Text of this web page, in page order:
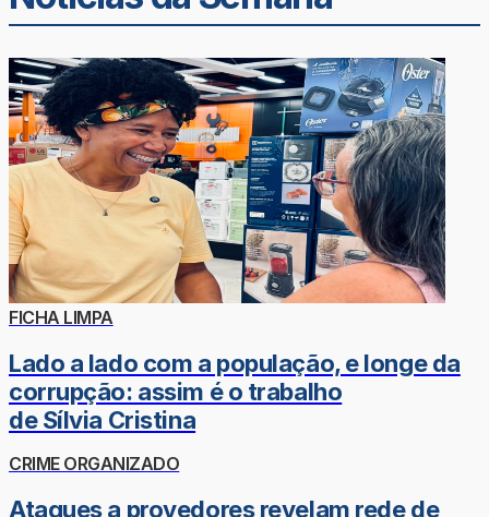
FICHA LIMPA
Lado a lado com a população, e longe da
corrupção: assim é o trabalho
de Sílvia Cristina
CRIME ORGANIZADO
Ataques a provedores revelam rede de